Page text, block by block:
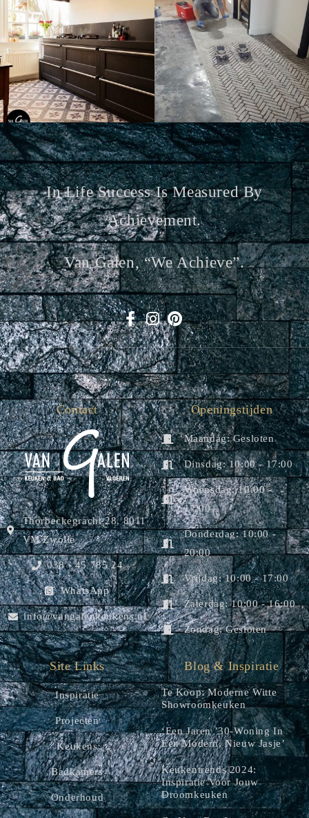
In Life Success Is Measured By
Achievement.
Van Galen, “we Achieve”.
Contact
Thorbeckegracht 28, 8011
VM Zwolle
038 - 45 785 24
WhatsApp
info@vangalenkeukens.nl
Openingstijden
Maandag: Gesloten
Dinsdag: 10:00 - 17:00
Woensdag: 10:00 -
17:00
Donderdag: 10:00 -
20:00
Vrijdag: 10:00 - 17:00
Zaterdag: 10:00 - 16:00
Zondag: Gesloten
Site Links
Inspiratie
Projecten
Keukens
Badkamers
Onderhoud
Blog & Inspiratie
Te Koop: Moderne Witte
Showroomkeuken
‘Een Jaren ’30-Woning In
Een Modern, Nieuw Jasje’
Keukentrends 2024:
Inspiratie Voor Jouw
Droomkeuken